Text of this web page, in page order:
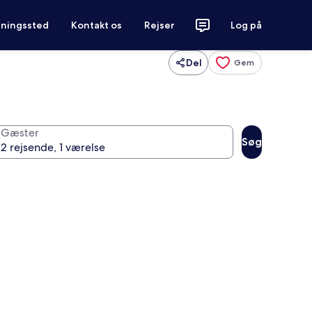
Kontakt os Rejser Log på
Del Gem
Gæster
Søg